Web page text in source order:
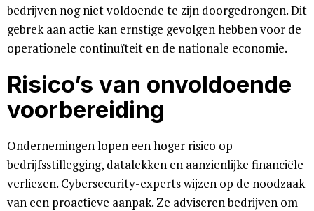
bedrijven nog niet voldoende te zijn doorgedrongen. Dit
gebrek aan actie kan ernstige gevolgen hebben voor de
operationele continuïteit en de nationale economie.
Risico’s van onvoldoende
voorbereiding
Ondernemingen lopen een hoger risico op
bedrijfsstillegging, datalekken en aanzienlijke financiële
verliezen. Cybersecurity-experts wijzen op de noodzaak
van een proactieve aanpak. Ze adviseren bedrijven om